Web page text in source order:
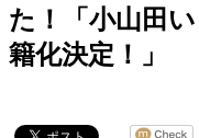
た！「小山田
籍化決定！」